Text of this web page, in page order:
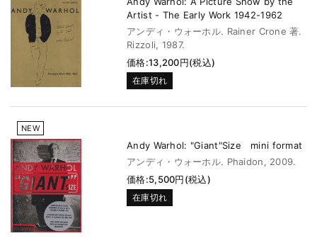
Artist - The Early Work 1942-1962
アンディ・ウォーホル. Rainer Crone 著.
Rizzoli, 1987.
価格:13,200円(税込)
在庫切れ
NEW
Andy Warhol: "Giant"Size mini format
アンディ・ウォーホル. Phaidon, 2009.
価格:5,500円(税込)
在庫切れ